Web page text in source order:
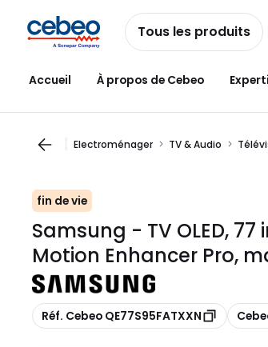
navigationau
contenu
Tous les produits
Accueil À propos de Cebeo
Electroménager TV & Audio
fin de vie
Samsung - TV OLED,
Motion Enhancer Pro,
Copier
Réf. Cebeo QE77S95FATXXN Copier